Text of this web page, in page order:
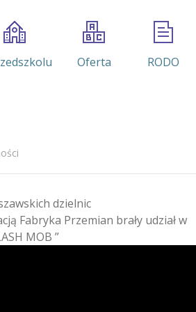
Oferta RODO
dzielnic
Fabryka Przemian brały udział w
MOB ”